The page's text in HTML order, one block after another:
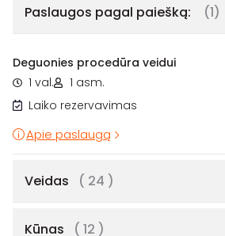
Paslaugos pagal paiešką: (1)
Deguonies procedūra veidui
1 val.
1 asm.
Laiko rezervavimas
Apie paslaugą
Veidas ( 24 )
Kūnas ( 12 )